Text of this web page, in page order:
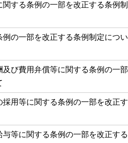
する条例の一部を改正する条例制
の一部を改正する条例制定につい
び費用弁償等に関する条例の一部
用等に関する条例の一部を改正す
等に関する条例の一部を改正する